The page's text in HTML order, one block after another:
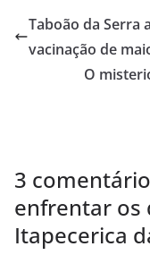
Taboão da Serra
vacinação de
O
3
enfrentar os
Itapecerica